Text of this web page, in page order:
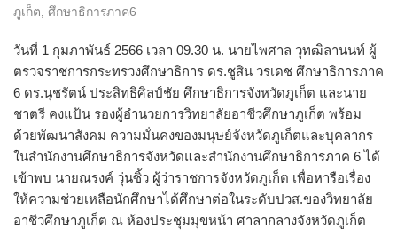
ภูเก็ต ศึกษาธิการภาค6
วันที่ 1 กุมภาพันธ์ 2566 เวลา 09.30 น. นายไพศาล วุทฒิลานนท์ ผู้
ตรวจราชการกระทรวงศึกษาธิการ ดร.ชูสิน วรเดช ศึกษาธิการภาค
6 ดร.นุชรัตน์ ประสิทธิศิลป์ชัย ศึกษาธิการจังหวัดภูเก็ต และนาย
ชาตรี คงแป้น รองผู้อำนวยการวิทยาลัยอาชีวศึกษาภูเก็ต พร้อม
ด้วยพัฒนาสังคม ความมั่นคงของมนุษย์จังหวัดภูเก็ตและบุคลากร
ในสำนักงานศึกษาธิการจังหวัดและสำนักงานศึกษาธิการภาค 6 ได้
เข้าพบ นายณรงค์ วุ่นซิ้ว ผู้ว่าราชการจังหวัดภูเก็ต เพื่อหารือเรื่อง
ให้ความช่วยเหลือนักศึกษาได้ศึกษาต่อในระดับปวส.ของวิทยาลัย
อาชีวศึกษาภูเก็ต ณ ห้องประชุมมุขหน้า ศาลากลางจังหวัดภูเก็ต